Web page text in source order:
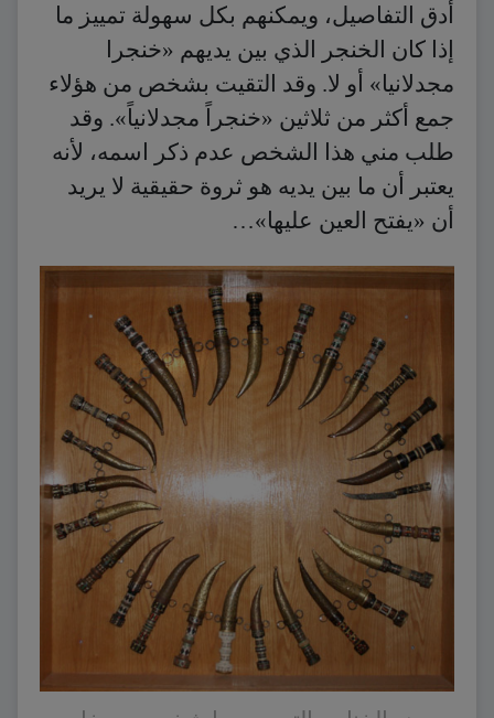
أدق التفاصيل، ويمكنهم بكل سهولة تمييز ما
إذا كان الخنجر الذي بين يديهم «خنجرا
مجدلانيا» أو لا. وقد التقيت بشخص من هؤلاء
جمع أكثر من ثلاثين «خنجراً مجدلانياً». وقد
طلب مني هذا الشخص عدم ذكر اسمه، لأنه
يعتبر أن ما بين يديه هو ثروة حقيقية لا يريد
أن «يفتح العين عليها»…